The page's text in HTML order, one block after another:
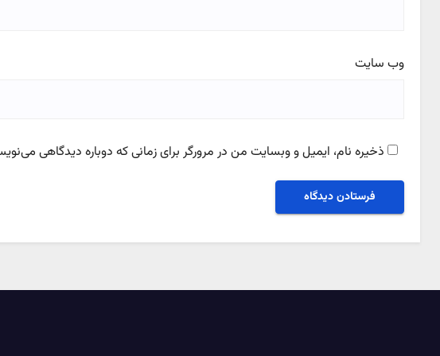
وب‌ سایت
ذخیره نام، ایمیل و وبسایت من در مرورگر برای زمانی که دوباره دیدگاهی